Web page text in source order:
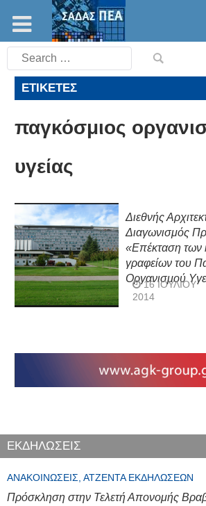
Search
for:
ΕΤΙΚΈΤΕΣ
παγκόσμιος
υγείας
Διεθνής
Διαγωνισμός
«Επέκταση των
γραφείων του
Οργανισμού
16 ΙΟΥΛΊΟΥ
2014
ΕΚΔΗΛΩΣΕΙΣ
ΑΝΑΚΟΙΝΏΣΕΙΣ, ΑΤΖΈΝΤΑ ΕΚΔΗΛΏΣΕΩΝ
Πρόσκληση στην Τελετή Απονομής